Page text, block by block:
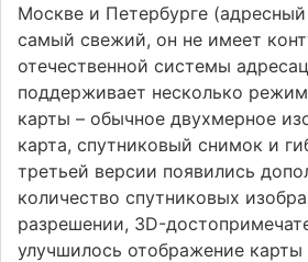
Москве и Петербурге
самый свежий, он не имеет
отечественной системы
поддерживает несколько
карты – обычное двухмерное
карта, спутниковый снимок и
третьей версии появились
количество спутниковых
разрешении, 3D-
улучшилось отображение карты